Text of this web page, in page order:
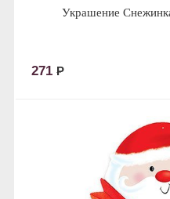
Украшение
271 Р